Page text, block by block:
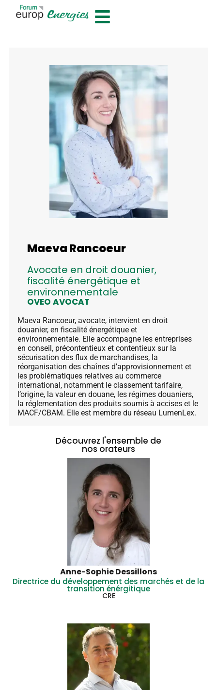
Maeva Rancoeur
Avocate en droit douanier,
fiscalité énergétique et
environnementale
OVEO AVOCAT
Maeva Rancoeur, avocate, intervient en droit
douanier, en fiscalité énergétique et
environnementale. Elle accompagne les entreprises
en conseil, précontentieux et contentieux sur la
sécurisation des flux de marchandises, la
réorganisation des chaînes d’approvisionnement et
les problématiques relatives au commerce
international, notamment le classement tarifaire,
l’origine, la valeur en douane, les régimes douaniers,
la réglementation des produits soumis à accises et le
MACF/CBAM. Elle est membre du réseau LumenLex.
Découvrez l'ensemble de
nos orateurs
Anne-Sophie Dessillons
Directrice du développement des marchés et de la
transition énérgitique
CRE